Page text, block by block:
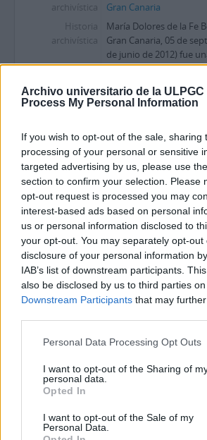
Archivo universitario de la ULPGC
Process My Personal Information
If you wish to opt-out of the sale, sharing
processing of your personal or sensitive
targeted advertising by us, please use
section to confirm your selection. Please
opt-out request is processed you may
interest-based ads based on personal
us or personal information disclosed to
your opt-out. You may separately opt-
disclosure of your personal information
IAB’s list of downstream participants.
also be disclosed by us to third parties
Downstream Participants that may
Personal Data Processing Opt Outs
I want to opt-out of the Sharing of
personal data.
Opted In
I want to opt-out of the Sale of my
Personal Data.
archivística
Gran Canaria
Historia
archivística
María Dolores de la Fe
Gran Canaria, 05 de
de junio de 2012) fue
escritora ampliamente
de las Islas,
Nestor Alamo, Pepe
o transferencia
en el año 2012, la
de su importante fondo
recibido por el Archivo
Las Palmas de Gran
Campus Universitario
Área de contenido y estructura
Alcance y
contenido
Fotocopia de foto de
dedicada a María
Valorización,
destrucción y
Conservación
Acumulaciones
No se esperan nuevas
Sistema de arreglo
Documentos
y postales. 1.2.2.
Área de condiciones de acceso y uso
Condiciones de
acceso
Acceso público bajo